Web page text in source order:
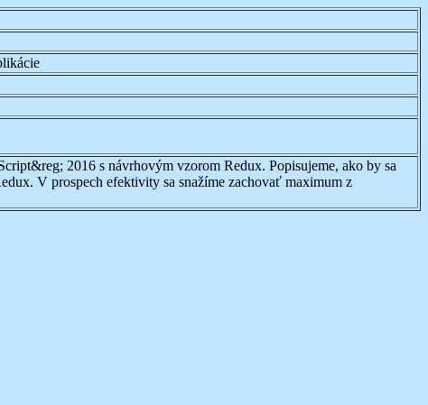
2016 s návrhovým vzorom Redux. Popisujeme, ako by sa
V prospech efektivity sa snažíme zachovať maximum z